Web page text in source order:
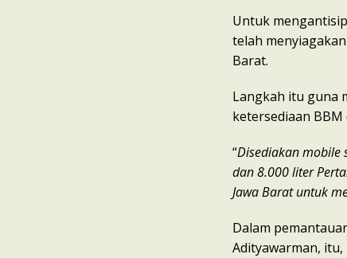
Untuk
telah
Barat.
Langkah itu guna
ketersediaan
“Disediakanmobile
dan 8.000 liter
Jawa Barat untuk
Dalam
Adityawarman,